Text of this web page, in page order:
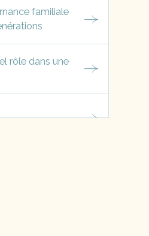
familiale
rôle dans une
Buy-Out :